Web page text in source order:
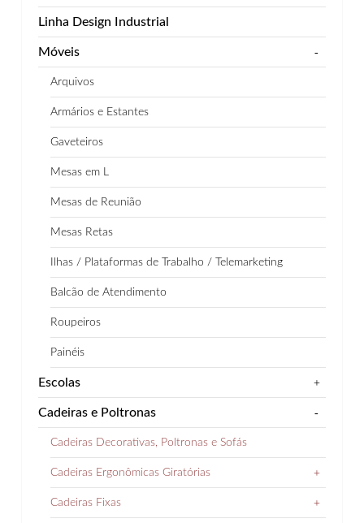
Linha Design Industrial
Móveis -
Arquivos
Armários e Estantes
Gaveteiros
Mesas em L
Mesas de Reunião
Mesas Retas
Ilhas / Plataformas de Trabalho / Telemarketing
Balcão de Atendimento
Roupeiros
Painéis
Escolas +
Cadeiras e Poltronas -
Cadeiras Decorativas, Poltronas e Sofás
Cadeiras Ergonômicas Giratórias +
Cadeiras Fixas +